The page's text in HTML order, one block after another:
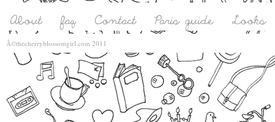
Â©thecherryblossomgirl.com 2011